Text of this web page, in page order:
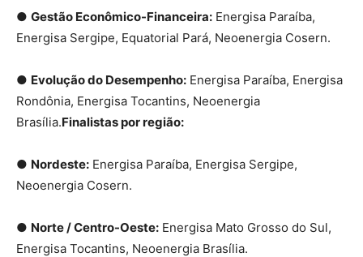
● Gestão Econômico-Financeira: Energisa Paraíba,
Energisa Sergipe, Equatorial Pará, Neoenergia Cosern.
● Evolução do Desempenho: Energisa Paraíba, Energisa
Rondônia, Energisa Tocantins, Neoenergia
Brasília.Finalistas por região:
● Nordeste: Energisa Paraíba, Energisa Sergipe,
Neoenergia Cosern.
● Norte / Centro-Oeste: Energisa Mato Grosso do Sul,
Energisa Tocantins, Neoenergia Brasília.